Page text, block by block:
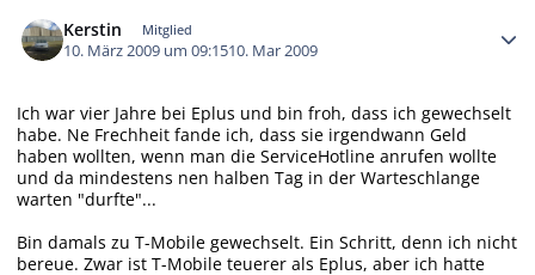
Kerstin Mitglied
10. März 2009 um 09:1510. Mar 2009
Ich war vier Jahre bei Eplus und bin froh, dass ich gewechselt
habe. Ne Frechheit fande ich, dass sie irgendwann Geld
haben wollten, wenn man die ServiceHotline anrufen wollte
und da mindestens nen halben Tag in der Warteschlange
warten "durfte"...
Bin damals zu T-Mobile gewechselt. Ein Schritt, denn ich nicht
bereue. Zwar ist T-Mobile teuerer als Eplus, aber ich hatte